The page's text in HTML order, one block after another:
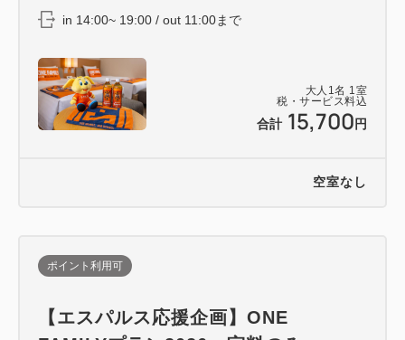
大人 1 名 1 室
税・サービス料込
合計 15,700 円
in 14:00~ 19:00 / out 11:00まで
空室なし
ポイント利用可
【エスパルス応援企画】ONE